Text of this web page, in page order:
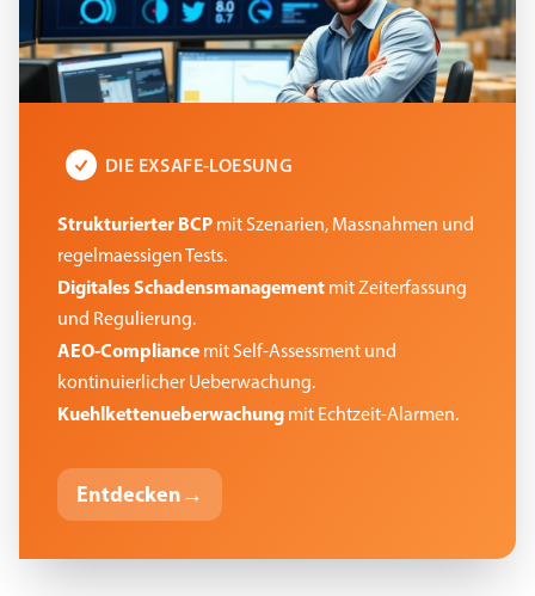
DIE EXSAFE-LOESUNG
Strukturierter BCP mit Szenarien, Massnahmen und
regelmaessigen Tests.
Digitales Schadensmanagement mit Zeiterfassung
und Regulierung.
AEO-Compliance mit Self-Assessment und
kontinuierlicher Ueberwachung.
Kuehlkettenueberwachung mit Echtzeit-Alarmen.
Entdecken→